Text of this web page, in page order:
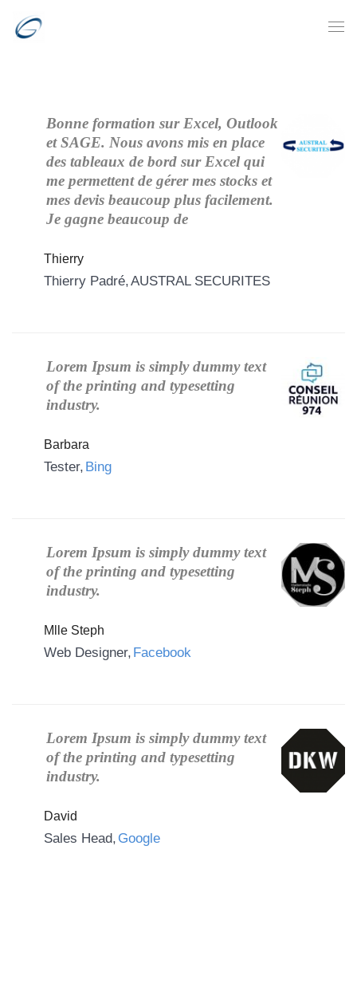
Bonne formation sur Excel, Outlook
et SAGE. Nous avons mis en place
des tableaux de bord sur Excel qui
me permettent de gérer mes stocks et
mes devis beaucoup plus facilement.
Je gagne beaucoup de
Thierry
Thierry Padré AUSTRAL SECURITES
Lorem Ipsum is simply dummy text
of the printing and typesetting
industry.
Barbara
Tester Bing
Lorem Ipsum is simply dummy text
of the printing and typesetting
industry.
Mlle Steph
Web Designer Facebook
Lorem Ipsum is simply dummy text
of the printing and typesetting
industry.
David
Sales Head Google